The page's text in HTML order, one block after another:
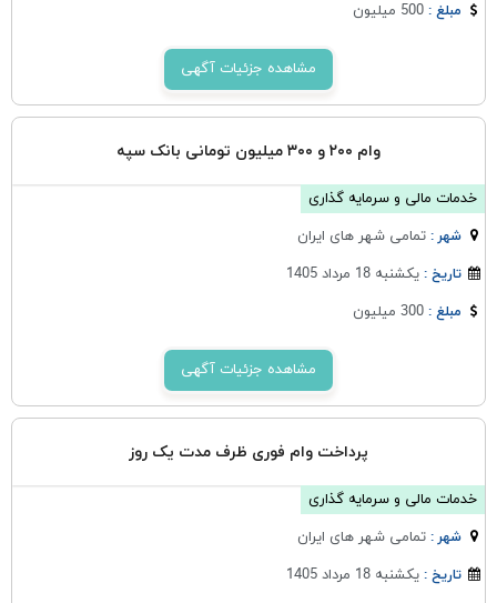
مبلغ :500 میلیون
مشاهده جزئیات آگهی
وام ۲۰۰ و ۳۰۰ میلیون تومانی بانک سپه
خدمات مالی و سرمایه گذاری
شهر :تمامی شهر های ایران
تاریخ :یکشنبه 18 مرداد 1405
مبلغ :300 میلیون
مشاهده جزئیات آگهی
پرداخت وام فوری ظرف مدت یک روز
خدمات مالی و سرمایه گذاری
شهر :تمامی شهر های ایران
تاریخ :یکشنبه 18 مرداد 1405